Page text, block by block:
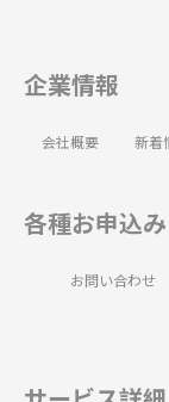
企業情報
会社概要 新着
各種お申込み
お問い合わせ